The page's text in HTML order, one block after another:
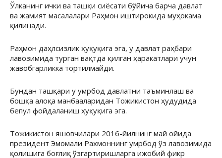
Ўлканинг ички ва ташқи сиёсати бўйича барча давлат
ва жамият масалалари Раҳмон иштирокида муҳокама
қилинади.
Раҳмон даҳлсизлик ҳуқуқига эга, у давлат раҳбари
лавозимида турган вақтда қилган ҳаракатлари учун
жавобгарликка тортилмайди.
Бундан ташқари у умрбод давлатни таъминлаш ва
бошқа алоқа манбааларидан Тожикистон ҳудудида
бепул фойдаланиш ҳуқуқига эга.
Тожикистон яшовчилари 2016-йилнинг май ойида
президент Эмомали Рахмоннинг умрбод ўз лавозимида
қолишига боғлиқ ўзгартиришларга ижобий фикр